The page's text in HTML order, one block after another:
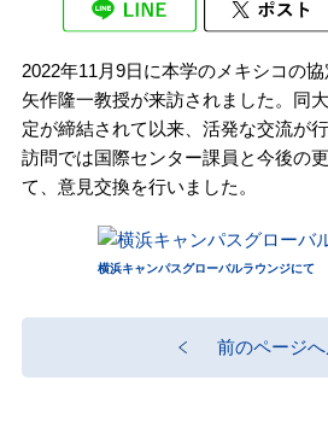
2022年11月9日に本学のメキシコの
矢作隆一教授が来訪されました。同
定が締結されて以来、活発な交流が
訪問では国際センター課員と今後の
て、意見交換を行いました。
横浜キャンパスグローバルラウンジにて
前のページへ